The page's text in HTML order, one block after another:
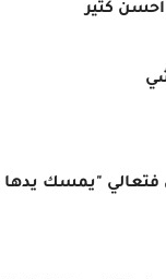
كتير
"يمسك يدها